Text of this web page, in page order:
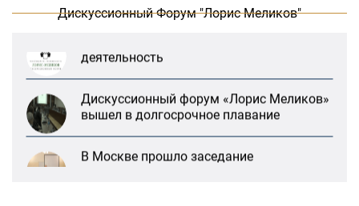
Дискуссионный Форум "Лорис Меликов"
«Лорис Меликов» начинает свою
Дискуссионный форум «Лорис Меликов»
вышел в долгосрочное плавание
В Москве прошло заседание
дискуссионного форума «Лорис
Меликов» на тему: «ООН и